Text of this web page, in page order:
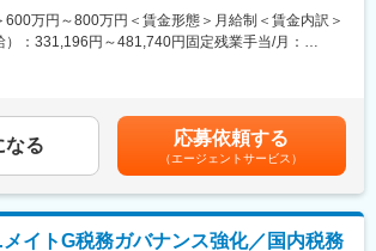
店や公共サービス事業、新規事業…といったよう
な法務の経験を積める環境がCCCグループにはあり
約書の作成、締結に向けた契約周りを、一貫してお
す。
600万円～800万円＜賃金形態＞月給制＜賃金内訳＞
）：331,196円～481,740円固定残業手当/月：
収に応じて決定いたします。※ご経験により残業代支
がある場合がございます。賃金はあくまでも目安の
選考を通じて上下する可能性があります。月給(月額)
含めた表記です。
なる 応募依頼する
（エージェントサービス）
イトG税務ガバナンス強化／国内税務